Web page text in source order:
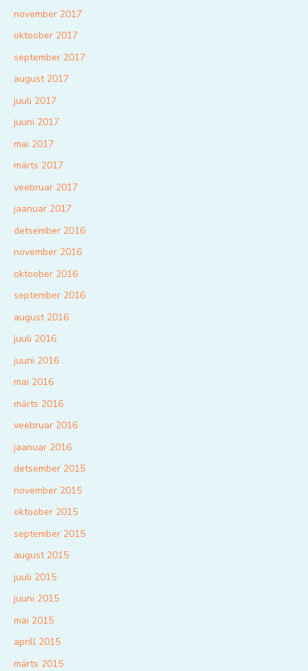
november 2017
oktoober 2017
september 2017
august 2017
juuli 2017
juuni 2017
mai 2017
märts 2017
veebruar 2017
jaanuar 2017
detsember 2016
november 2016
oktoober 2016
september 2016
august 2016
juuli 2016
juuni 2016
mai 2016
märts 2016
veebruar 2016
jaanuar 2016
detsember 2015
november 2015
oktoober 2015
september 2015
august 2015
juuli 2015
juuni 2015
mai 2015
aprill 2015
märts 2015